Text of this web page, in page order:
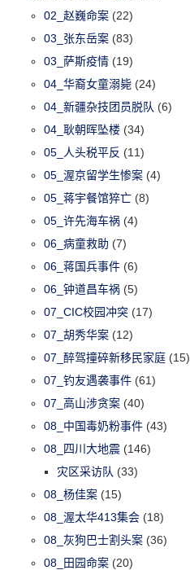
02_赵巍命案 (22)
03_张东岳案 (83)
03_萨斯疫情 (19)
04_华裔女童溺毙 (24)
04_新疆杂技团员脱队 (6)
04_耿朝晖坠楼 (34)
05_人头税平反 (11)
05_渥京留学生惨案 (4)
05_蒋宇餐馆猝亡 (8)
05_许先海车祸 (4)
06_病童救助 (7)
06_蒋国兵事件 (6)
06_钟道昌车祸 (5)
07_CIC校园冲突 (17)
07_胡秀华案 (12)
07_醉驾撞碎新移民家庭 (15)
07_钓友遇袭事件 (61)
07_高山涉贪案 (40)
08_中国毒奶粉事件 (43)
08_四川大地震 (146)
灾区采访队 (33)
08_杨佳案 (15)
08_渥太华413集会 (18)
08_灰狗巴士割头案 (36)
08_田园命案 (20)